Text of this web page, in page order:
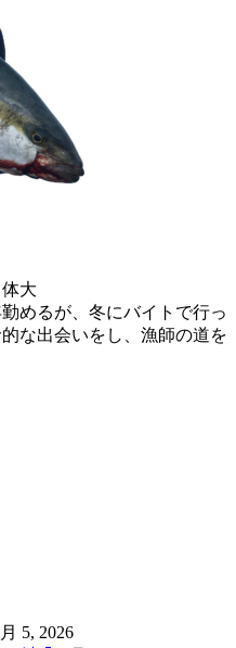
大
めるが、冬にバイトで行っ
な出会いをし、漁師の道を
5, 2026